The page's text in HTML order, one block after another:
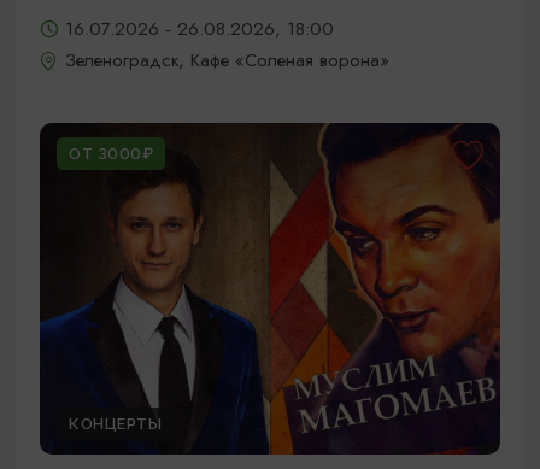
16.07.2026 - 26.08.2026, 18:00
Зеленоградск, Кафе «Соленая ворона»
ОТ 3000₽
КОНЦЕРТЫ